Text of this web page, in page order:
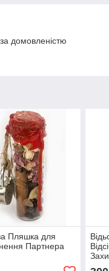
домовленістю
Пляшка для
Партнера